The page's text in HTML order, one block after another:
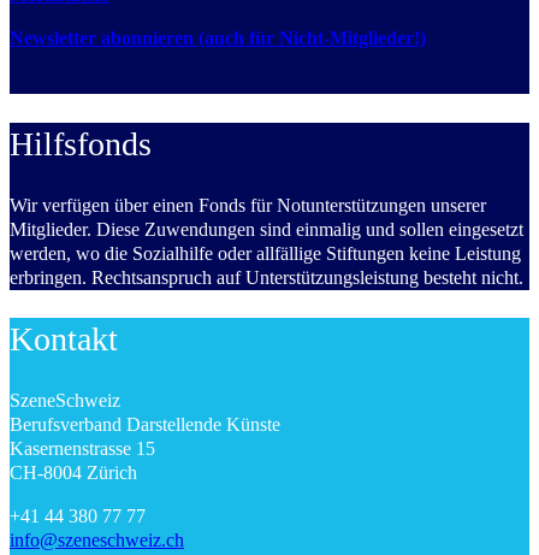
Newsletter abonnieren (auch für Nicht-Mitglieder!)
Hilfsfonds
Wir verfügen über einen Fonds für Notunterstützungen unserer
Mitglieder. Diese Zuwendungen sind einmalig und sollen eingesetzt
werden, wo die Sozialhilfe oder allfällige Stiftungen keine Leistung
erbringen. Rechtsanspruch auf Unterstützungsleistung besteht nicht.
Kontakt
SzeneSchweiz
Berufsverband Darstellende Künste
Kasernenstrasse 15
CH-8004 Zürich
+41 44 380 77 77
info@szeneschweiz.ch